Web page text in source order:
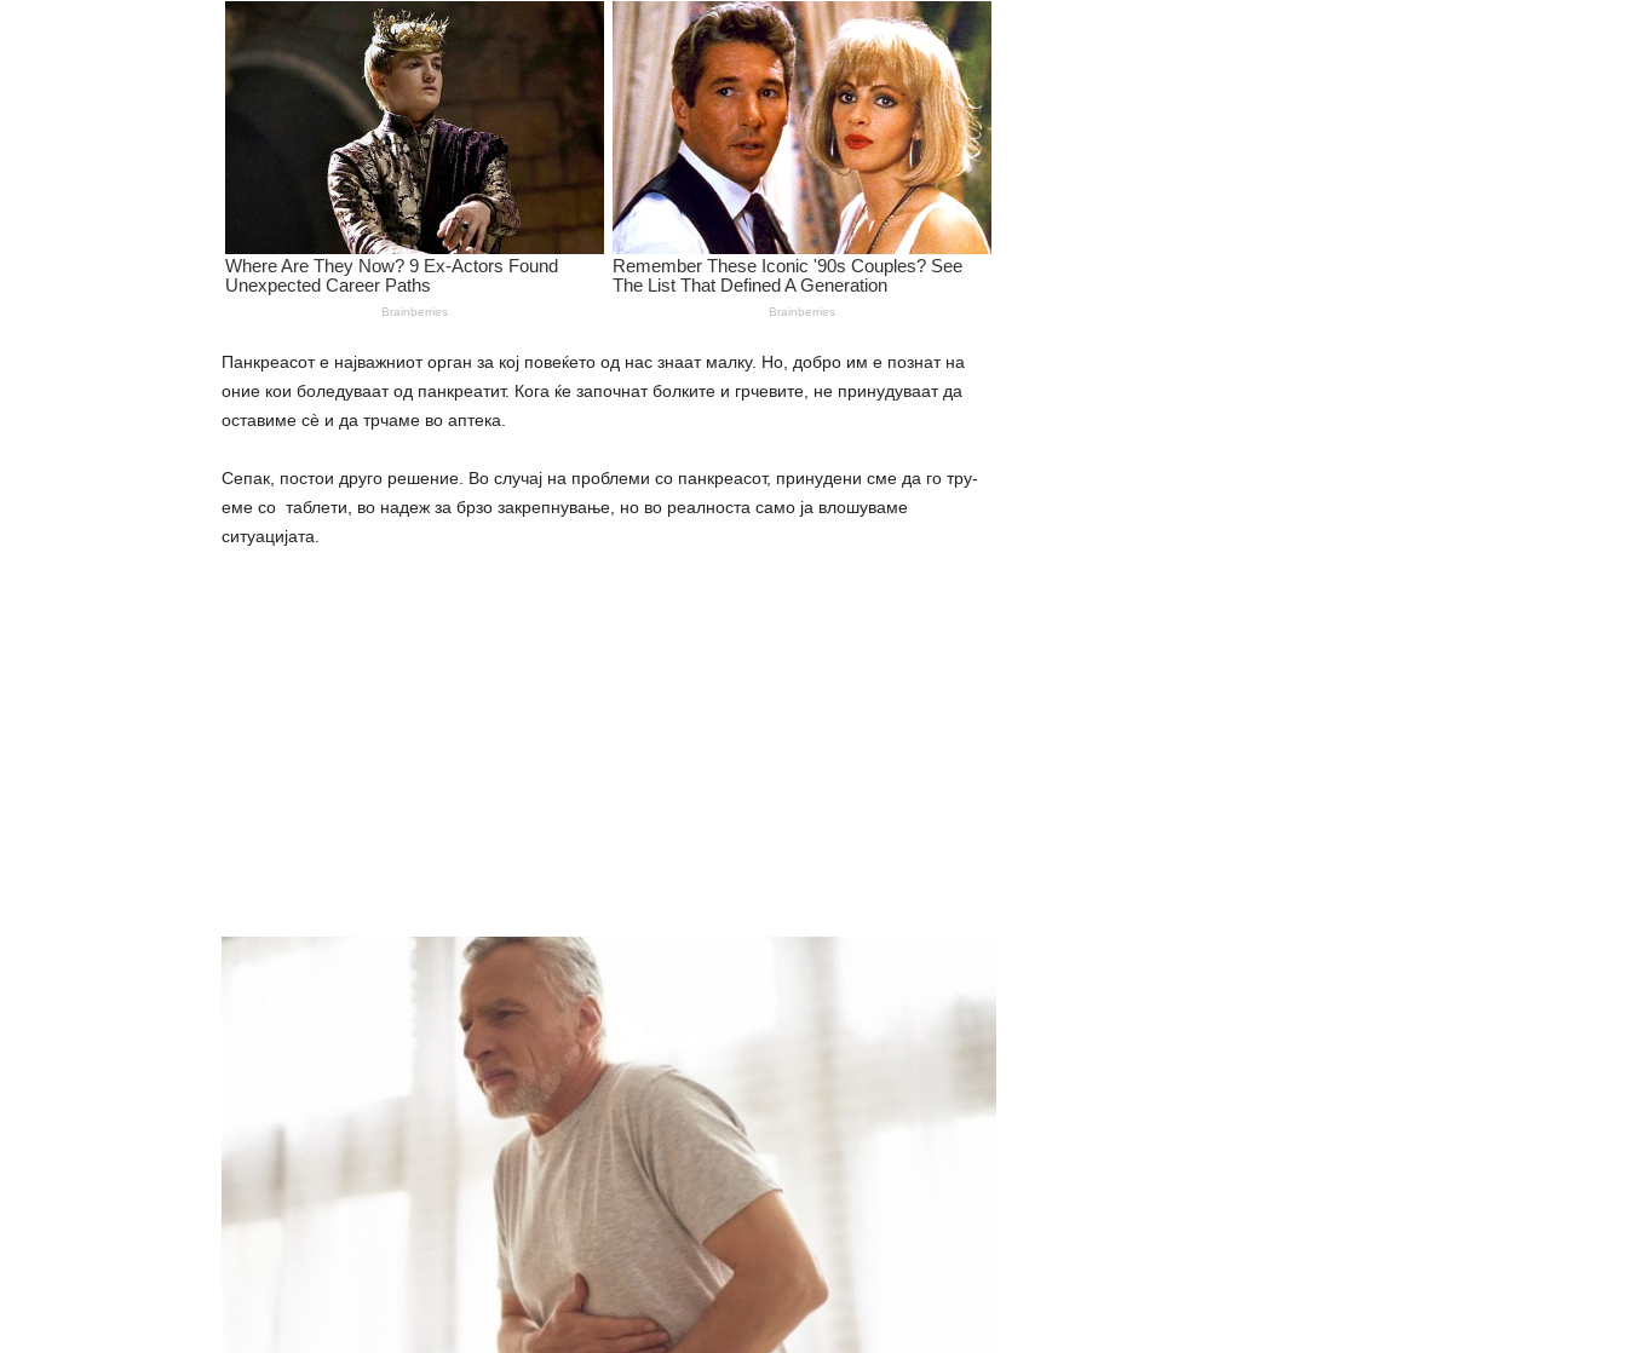
Панкреасот е најважниот орган за кој повеќето од нас знаат малку. Но, добро им е познат на
оние кои боледуваат од панкреатит. Кога ќе започнат болките и грчевите, не принудуваат да
оставиме сè и да трчаме во аптека.
Сепак, постои друго решение. Во случај на проблеми со панкреасот, принудени сме да го тру-
еме со таблети, во надеж за брзо закрепнување, но во реалноста само ја влошуваме
ситуацијата.